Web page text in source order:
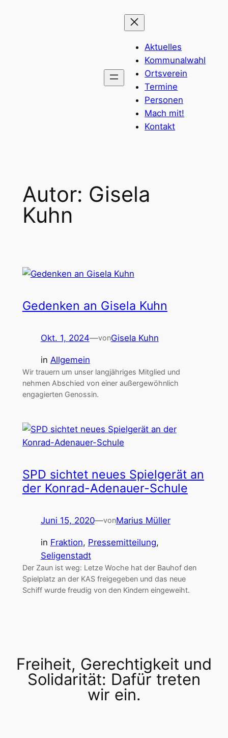
Aktuelles
Kommunalwahl
Ortsverein
Termine
Personen
Mach mit!
Kontakt
Autor: Gisela
Kuhn
Gedenken an Gisela Kuhn
Okt. 1, 2024—vonGisela Kuhn
in Allgemein
Wir trauern um unser langjähriges Mitglied und
nehmen Abschied von einer außergewöhnlich
engagierten Genossin.
SPD sichtet neues Spielgerät an
der Konrad-Adenauer-Schule
Juni 15, 2020—vonMarius Müller
in Fraktion, Pressemitteilung
Seligenstadt
Der Zaun ist weg: Letze Woche hat der Bauhof den
Spielplatz an der KAS freigegeben und das neue
Schiff wurde freudig von den Kindern eingeweiht.
Freiheit, Gerechtigkeit und
Solidarität: Dafür treten
wir ein.